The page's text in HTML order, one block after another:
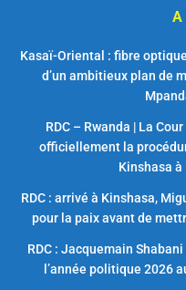
A
Kasaï-Oriental : fibre
d’un ambitieux plan de
RDC – Rwanda | La
officiellement la
Kinshasa à
RDC : arrivé à Kinshasa,
pour la paix avant de
RDC : Jacquemain
l’année politique 2026